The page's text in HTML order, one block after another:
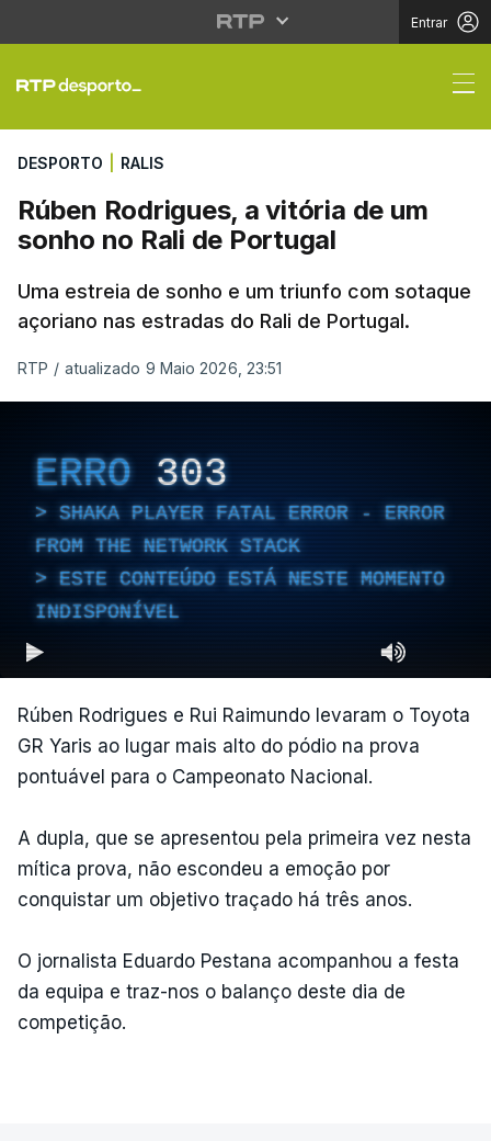
Entrar
Rúben Rodrigues, a
DESPORTO RALIS
Rúben Rodrigues, a vitória de um
sonho no Rali de Portugal
Uma estreia de sonho e um triunfo com sotaque
açoriano nas estradas do Rali de Portugal.
RTP / atualizado 9 Maio 2026, 23:51
ERRO 303
SHAKA PLAYER FATAL ERROR - ERROR
FROM THE NETWORK STACK
ESTE CONTEÚDO ESTÁ NESTE MOMENTO
INDISPONÍVEL
Rúben Rodrigues e Rui Raimundo levaram o Toyota
GR Yaris ao lugar mais alto do pódio na prova
pontuável para o Campeonato Nacional.
A dupla, que se apresentou pela primeira vez nesta
mítica prova, não escondeu a emoção por
conquistar um objetivo traçado há três anos.
O jornalista Eduardo Pestana acompanhou a festa
da equipa e traz-nos o balanço deste dia de
competição.